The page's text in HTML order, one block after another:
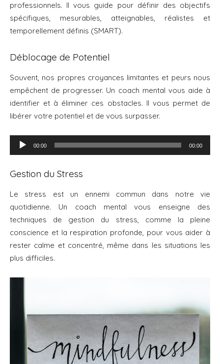
professionnels. Il vous guide pour définir des objectifs
spécifiques, mesurables, atteignables, réalistes et
temporellement définis (SMART).
Déblocage de Potentiel
Souvent, nos propres croyances limitantes et peurs nous
empêchent de progresser. Un coach mental vous aide à
identifier et à éliminer ces obstacles. Il vous permet de
libérer votre potentiel et de vous surpasser.
Lecteur
audio
00:00 00:00
Gestion du Stress
Le stress est un ennemi commun dans notre vie
quotidienne. Un coach mental vous enseigne des
techniques de gestion du stress, comme la pleine
conscience et la respiration profonde, pour vous aider à
rester calme et concentré, même dans les situations les
plus difficiles.